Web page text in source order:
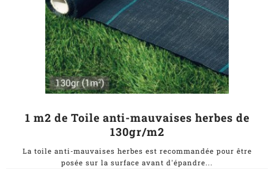
1 m2 de Toile anti-mauvaises herbes de
130gr/m2
La toile anti-mauvaises herbes est recommandée pour être
posée sur la surface avant d'épandre...